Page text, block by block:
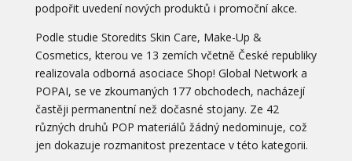
podpořit uvedení nových produktů i promoční akce.
Podle studie Storedits Skin Care, Make-Up &
Cosmetics, kterou ve 13 zemích včetně České republiky
realizovala odborná asociace Shop! Global Network a
POPAI, se ve zkoumaných 177 obchodech, nacházejí
častěji permanentní než dočasné stojany. Ze 42
různých druhů POP materiálů žádný nedominuje, což
jen dokazuje rozmanitost prezentace v této kategorii.